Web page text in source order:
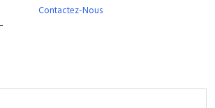
Contactez-Nous